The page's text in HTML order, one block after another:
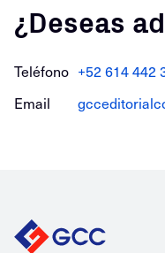
¿Deseas
Teléfono +52 614 442
Email